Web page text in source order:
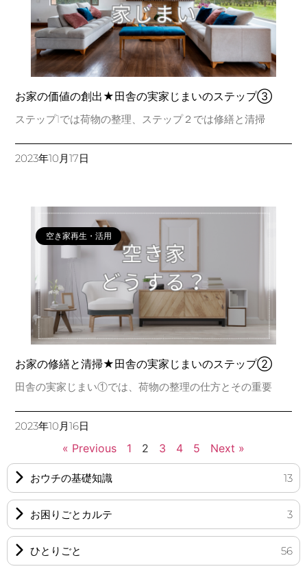
お家の価値の創出★田舎の実家じまいのステップ③
ステップ1では荷物の整理、ステップ２では修繕と清掃
2023年10月17日
空き家再生・活用
お家の修繕と清掃★田舎の実家じまいのステップ②
田舎の実家じまい①では、荷物の整理の仕方とその重要
2023年10月16日
« Previous 1 2 3 4 5 Next »
おウチの基礎知識 13
お困りごとカルテ 3
ひとりごと 56